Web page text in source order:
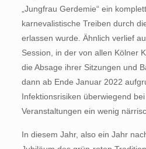
„Jungfrau Gerdemie“ ein
karnevalistische Treiben durch
erlassen wurde. Ähnlich verlief
Session, in der von allen Kölner
die Absage ihrer Sitzungen und
dann ab Ende Januar 2022
Infektionsrisiken überwiegend
Veranstaltungen ein wenig
In diesem Jahr, also ein Jahr